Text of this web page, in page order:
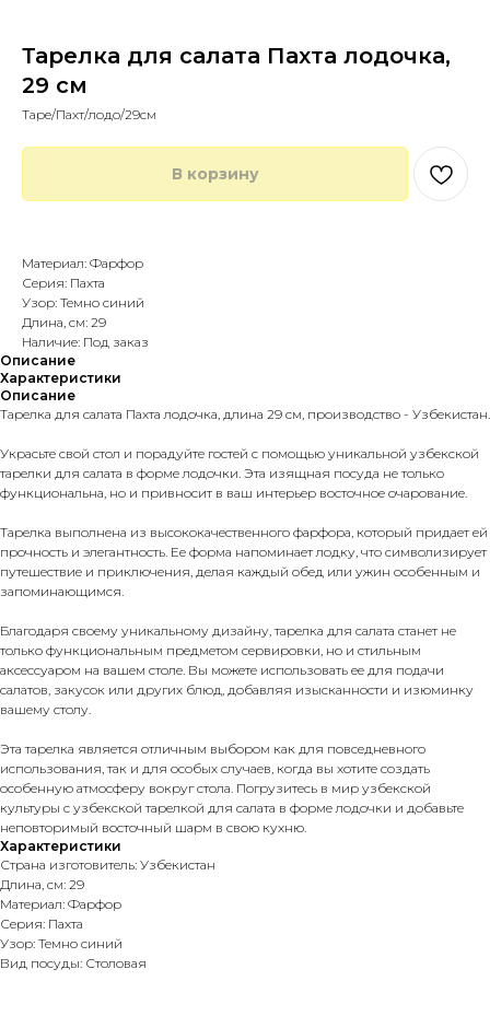
Тарелка для салата Пахта лодочка,
29 см
Таре/Пахт/лодо/29см
В корзину
Материал: Фарфор
Серия: Пахта
Узор: Темно синий
Длина, см: 29
Наличие: Под заказ
Описание
Характеристики
Описание
Тарелка для салата Пахта лодочка, длина 29 см, производство - Узбекистан.
Украсьте свой стол и порадуйте гостей с помощью уникальной узбекской
тарелки для салата в форме лодочки. Эта изящная посуда не только
функциональна, но и привносит в ваш интерьер восточное очарование.
Тарелка выполнена из высококачественного фарфора, который придает ей
прочность и элегантность. Ее форма напоминает лодку, что символизирует
путешествие и приключения, делая каждый обед или ужин особенным и
запоминающимся.
Благодаря своему уникальному дизайну, тарелка для салата станет не
только функциональным предметом сервировки, но и стильным
аксессуаром на вашем столе. Вы можете использовать ее для подачи
салатов, закусок или других блюд, добавляя изысканности и изюминку
вашему столу.
Эта тарелка является отличным выбором как для повседневного
использования, так и для особых случаев, когда вы хотите создать
особенную атмосферу вокруг стола. Погрузитесь в мир узбекской
культуры с узбекской тарелкой для салата в форме лодочки и добавьте
неповторимый восточный шарм в свою кухню.
Характеристики
Страна изготовитель: Узбекистан
Длина, см: 29
Материал: Фарфор
Серия: Пахта
Узор: Темно синий
Вид посуды: Столовая